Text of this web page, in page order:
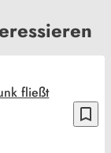
bookmark_border
fließt